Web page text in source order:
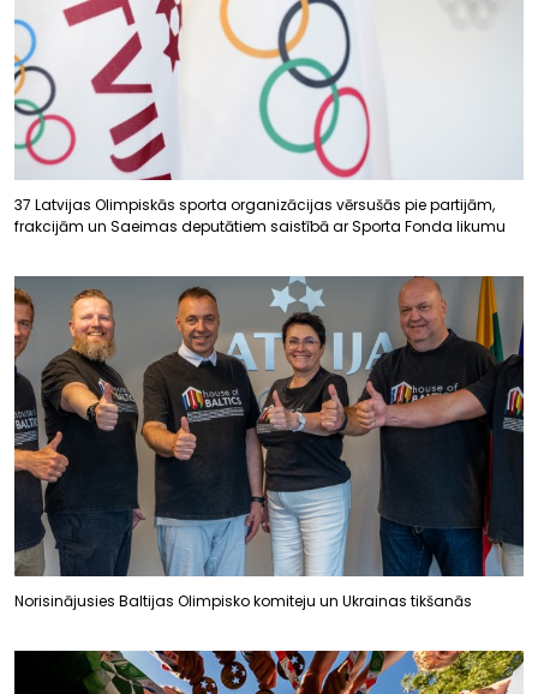
37 Latvijas Olimpiskās sporta organizācijas vērsušās pie partijām,
frakcijām un Saeimas deputātiem saistībā ar Sporta Fonda likumu
Norisinājusies Baltijas Olimpisko komiteju un Ukrainas tikšanās